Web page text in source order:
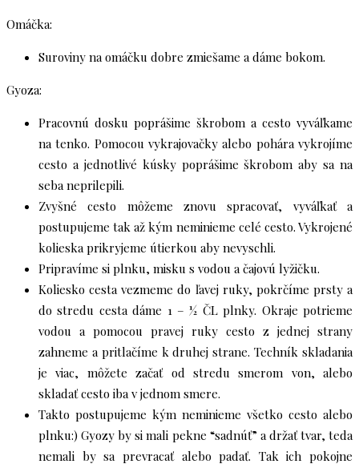
Omáčka:
Suroviny na omáčku dobre zmiešame a dáme bokom.
Gyoza:
Pracovnú dosku poprášime škrobom a cesto vyváľkame
na tenko. Pomocou vykrajovačky alebo pohára vykrojíme
cesto a jednotlivé kúsky poprášime škrobom aby sa na
seba neprilepili.
Zvyšné cesto môžeme znovu spracovať, vyváľkať a
postupujeme tak až kým neminieme celé cesto. Vykrojené
kolieska prikryjeme útierkou aby nevyschli.
Pripravíme si plnku, misku s vodou a čajovú lyžičku.
Koliesko cesta vezmeme do ľavej ruky, pokrčíme prsty a
do stredu cesta dáme 1 – ½ ČL plnky. Okraje potrieme
vodou a pomocou pravej ruky cesto z jednej strany
zahneme a pritlačíme k druhej strane. Techník skladania
je viac, môžete začať od stredu smerom von, alebo
skladať cesto iba v jednom smere.
Takto postupujeme kým neminieme všetko cesto alebo
plnku:) Gyozy by si mali pekne “sadnúť” a držať tvar, teda
nemali by sa prevracať alebo padať. Tak ich pokojne